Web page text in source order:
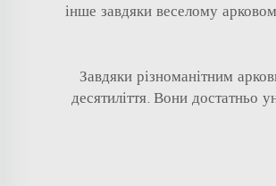
інше завдяки веселому
Завдяки різноманітним
десятиліття. Вони достатньо